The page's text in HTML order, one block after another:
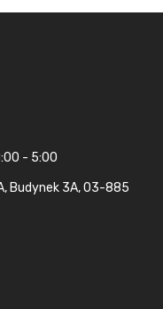
- 5:00
Budynek 3A, 03-885